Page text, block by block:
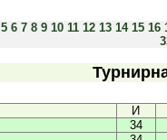
5 6 7 8 9 10 11 12 13 14 15 16
И
34